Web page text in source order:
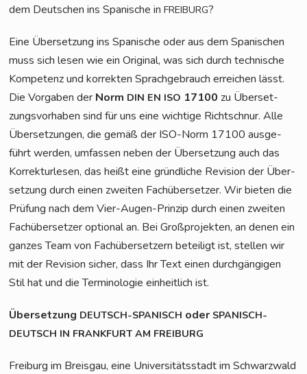
dem Deut­schen ins Spa­ni­sche inFREIBURG?
Eine Über­set­zung ins Spa­ni­sche oder aus dem Spa­ni­schen
muss sich lesen wie ein Ori­gi­nal, was sich durch tech­ni­sche
Kom­pe­tenz und kor­rek­ten Sprach­ge­brauch errei­chen lässt.
Die Vor­ga­ben der Norm DIN EN ISO 17100 zu Über­set­
zungs­vor­ha­ben sind für uns eine wich­ti­ge Richt­schnur. Alle
Über­set­zun­gen, die gemäß der ISO-Norm 17100 aus­ge­
führt wer­den, umfas­sen neben der Über­set­zung auch das
Kor­rek­tur­le­sen, das heißt eine gründ­li­che Revi­si­on der Über­
set­zung durch einen zwei­ten Fach­über­set­zer. Wir bie­ten die
Prü­fung nach dem Vier-Augen-Prin­zip durch einen zwei­ten
Fach­über­set­zer optio­nal an. Bei Groß­pro­jek­ten, an denen ein
gan­zes Team von Fach­über­set­zern betei­ligt ist, stel­len wir
mit der Revi­si­on sicher, dass Ihr Text einen durch­gän­gi­gen
Stil hat und die Ter­mi­no­lo­gie ein­heit­lich ist.
Über­set­zung DEUTSCH-SPANISCH oder SPANISCH-
DEUTSCH IN FRANKFURT AM FREIBURG
Frei­burg im Breis­gau, eine Uni­ver­si­täts­stadt im Schwarz­wald